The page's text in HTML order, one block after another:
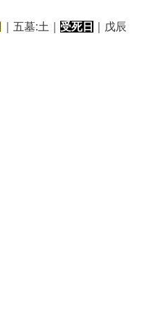
｜五墓:土｜ 受死日
｜戊辰